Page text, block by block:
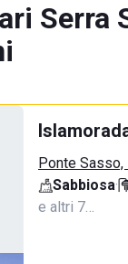
Serra
Ponte Sasso,
Sabbiosa·
e altri 7…